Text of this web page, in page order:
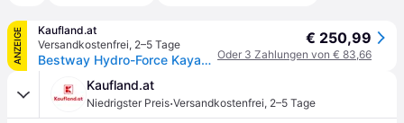
ANZEIGE
Kaufland.at
Versandkostenfrei, 2–5 Tage
Bestway Hydro-Force Kayaks Ventura Orange/Schwarz, Aufblasbares Kajak, 2 Person(en), 200 kg, Schwarz, Blau, PVC, 2 Sitz(e)
€ 250,99
Oder 3 Zahlungen von € 83,66
Kaufland.at
Niedrigster Preis·Versandkostenfrei, 2–5 Tage